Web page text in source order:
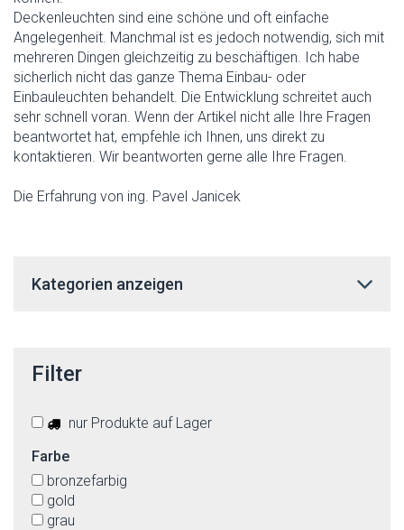
Deckenleuchten sind eine schöne und oft einfache
Angelegenheit. Manchmal ist es jedoch notwendig, sich mit
mehreren Dingen gleichzeitig zu beschäftigen. Ich habe
sicherlich nicht das ganze Thema Einbau- oder
Einbauleuchten behandelt. Die Entwicklung schreitet auch
sehr schnell voran. Wenn der Artikel nicht alle Ihre Fragen
beantwortet hat, empfehle ich Ihnen, uns direkt zu
kontaktieren. Wir beantworten gerne alle Ihre Fragen.
Die Erfahrung von ing. Pavel Janicek
Kategorien anzeigen
Filter
nur Produkte auf Lager
Farbe
bronzefarbig
gold
grau